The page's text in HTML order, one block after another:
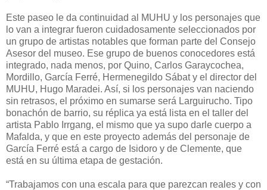
Este paseo le da continuidad al MUHU y los personajes que
lo van a integrar fueron cuidadosamente seleccionados por
un grupo de artistas notables que forman parte del Consejo
Asesor del museo. Ese grupo de buenos conocedores está
integrado, nada menos, por Quino, Carlos Garaycochea,
Mordillo, García Ferré, Hermenegildo Sábat y el director del
MUHU, Hugo Maradei. Así, si los personajes van naciendo
sin retrasos, el próximo en sumarse será Larguirucho. Tipo
bonachón de barrio, su réplica ya está lista en el taller del
artista Pablo Irrgang, el mismo que ya supo darle cuerpo a
Mafalda, y que en este proyecto además del personaje de
García Ferré está a cargo de Isidoro y de Clemente, que
está en su última etapa de gestación.
“Trabajamos con una escala para que parezcan reales y con